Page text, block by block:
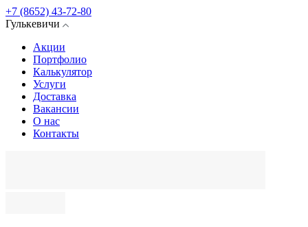
+7 (8652) 43-72-80
Гулькевичи
Акции
Портфолио
Калькулятор
Услуги
Доставка
Вакансии
О нас
Контакты